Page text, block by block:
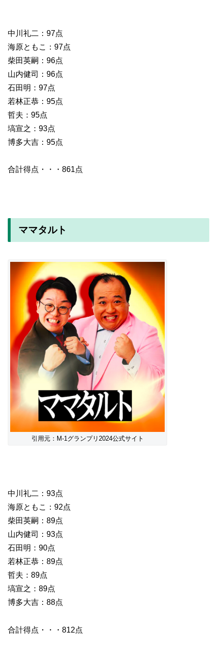
中川礼二：97点
海原ともこ：97点
柴田英嗣：96点
山内健司：96点
石田明：97点
若林正恭：95点
哲夫：95点
塙宣之：93点
博多大吉：95点
合計得点・・・861点
ママタルト
引用元：M-1グランプリ2024公式サイト
中川礼二：93点
海原ともこ：92点
柴田英嗣：89点
山内健司：93点
石田明：90点
若林正恭：89点
哲夫：89点
塙宣之：89点
博多大吉：88点
合計得点・・・812点